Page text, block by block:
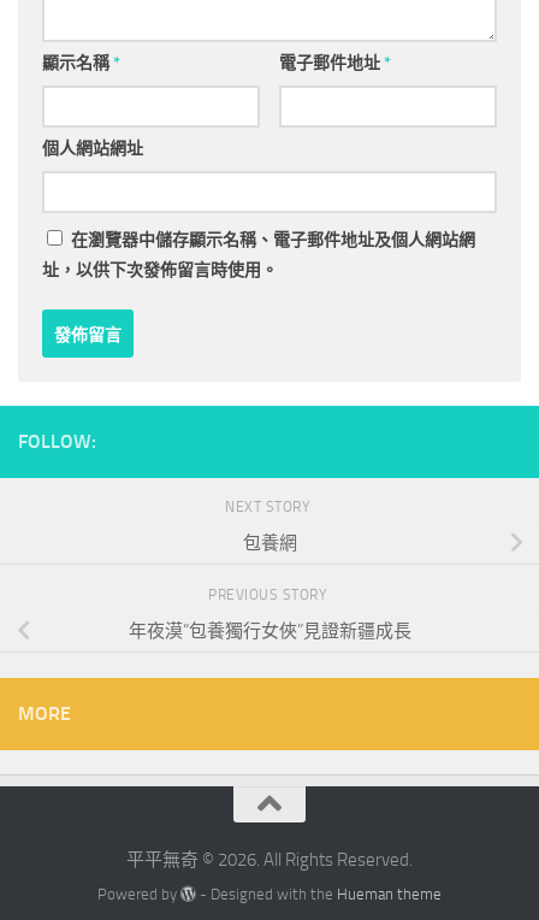
顯示名稱* 電子郵件地址*
個人網站網址
在瀏覽器中儲存顯示名稱、電子郵件地址及個人網站網
址，以供下次發佈留言時使用。
FOLLOW:
NEXT STORY
包養網
PREVIOUS STORY
年夜漠“包養獨行女俠”見證新疆成長
MORE
平平無奇 © 2026. All Rights Reserved.
Powered by - Designed with the Hueman theme